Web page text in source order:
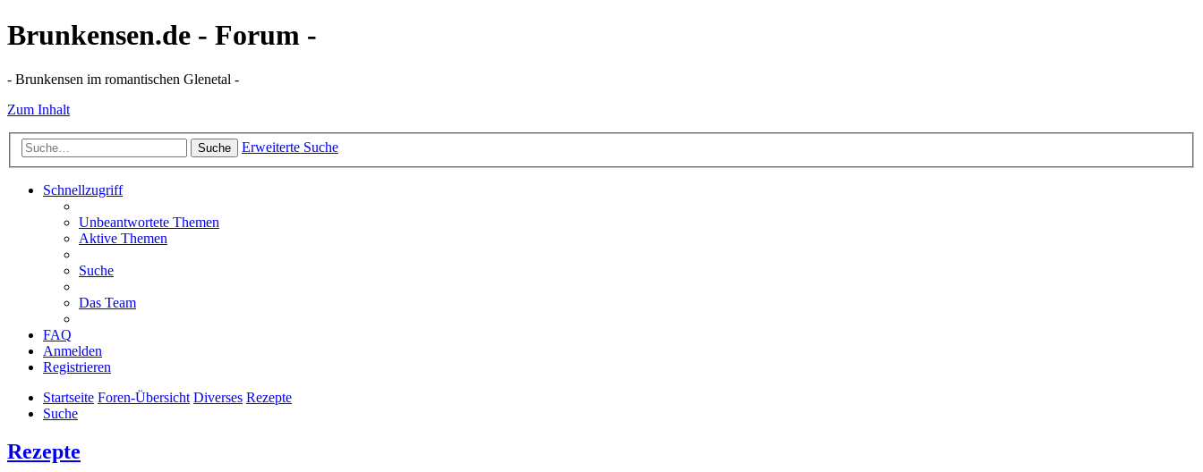
Brunkensen.de - Forum -
- Brunkensen im romantischen Glenetal -
Zum Inhalt
Suche Erweiterte Suche
Schnellzugriff
Unbeantwortete Themen
Aktive Themen
Suche
Das Team
FAQ
Anmelden
Registrieren
Startseite Foren-Übersicht Diverses Rezepte
Suche
Rezepte